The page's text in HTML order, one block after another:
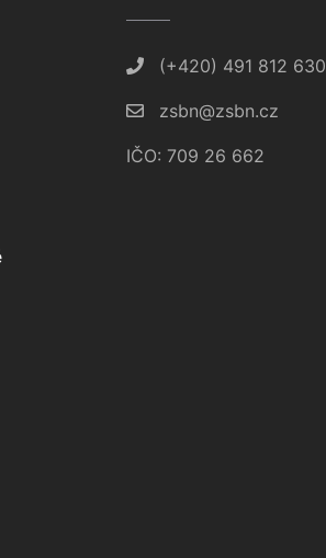
(+420) 491 812 630
zsbn@zsbn.cz
IČO: 709 26 662